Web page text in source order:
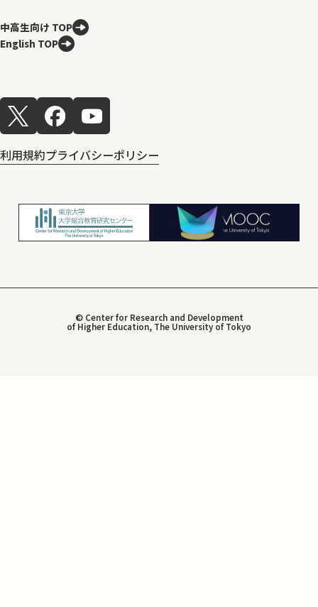
中高生向け TOP
English TOP
利用規約プライバシーポリシー
© Center for Research and Development
of Higher Education, The University of Tokyo